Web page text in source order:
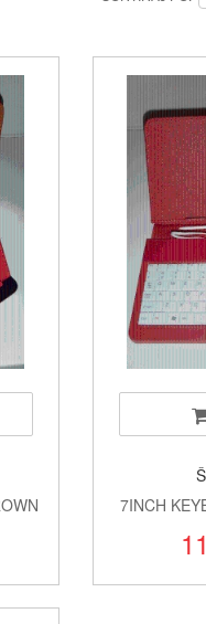
kamere/uređaji za auto
oprema/dijelovi
za servise mobilnih tel.
i punjive
POS/papirne rolne
za grijanje i hlađenje
7INCH